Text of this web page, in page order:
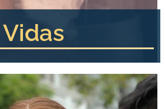
Vidas